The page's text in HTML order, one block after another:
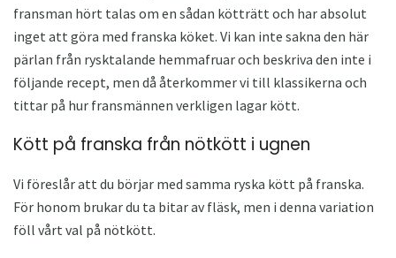
fransman hört talas om en sådan kötträtt och har absolut
inget att göra med franska köket. Vi kan inte sakna den här
pärlan från rysktalande hemmafruar och beskriva den inte i
följande recept, men då återkommer vi till klassikerna och
tittar på hur fransmännen verkligen lagar kött.
Kött på franska från nötkött i ugnen
Vi föreslår att du börjar med samma ryska kött på franska.
För honom brukar du ta bitar av fläsk, men i denna variation
föll vårt val på nötkött.